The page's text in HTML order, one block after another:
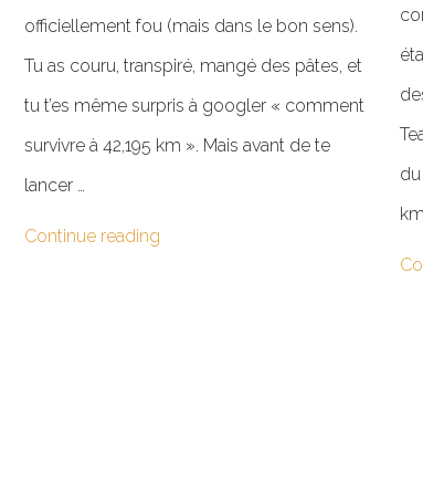
officiellement fou (mais dans le bon sens).
Tu as couru, transpiré, mangé des pâtes, et
tu t’es même surpris à googler « comment
survivre à 42,195 km ». Mais avant de te
lancer …
Continue reading